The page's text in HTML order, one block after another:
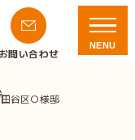
問い合わせ
NENU
谷区Ｏ様邸